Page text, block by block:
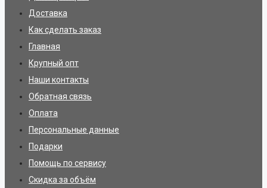
Доставка
Как сделать заказ
Главная
Крупный опт
Наши контакты
Обратная связь
Оплата
Персональные данные
Подарки
Помощь по сервису
Скидка за объём